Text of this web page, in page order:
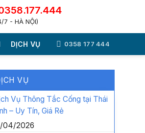
7 - HÀ NỘI)
DỊCH VỤ 0358 177 444
VỤ
Vụ Thông Tắc Cống tại Thái
– Uy Tín, Giá Rẻ
04/2026